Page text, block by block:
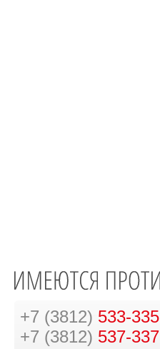
+7 (3812) 533-335
+7 (3812) 537-337